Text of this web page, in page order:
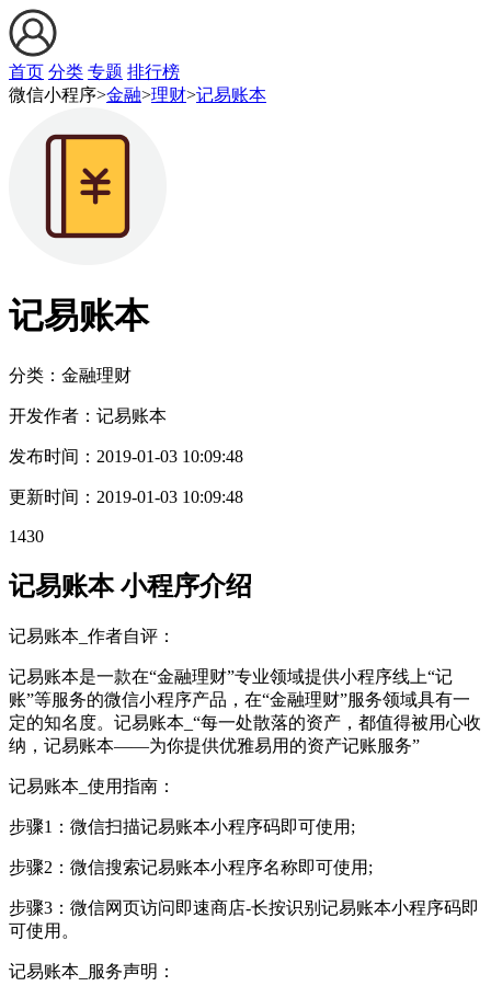
首页 分类 专题 排行榜
微信小程序>金融>理财>记易账本
记易账本
分类：金融理财
开发作者： 记易账本
发布时间： 2019-01-03 10:09:48
更新时间： 2019-01-03 10:09:48
1430
记易账本 小程序介绍
记易账本_作者自评：
记易账本是一款在“金融理财”专业领域提供小程序线上“记
账”等服务的微信小程序产品，在“金融理财”服务领域具有一
定的知名度。记易账本_“每一处散落的资产，都值得被用心收
纳，记易账本——为你提供优雅易用的资产记账服务”
记易账本_使用指南：
步骤1：微信扫描记易账本小程序码即可使用;
步骤2：微信搜索记易账本小程序名称即可使用;
步骤3：微信网页访问即速商店-长按识别记易账本小程序码即
可使用。
记易账本_服务声明：